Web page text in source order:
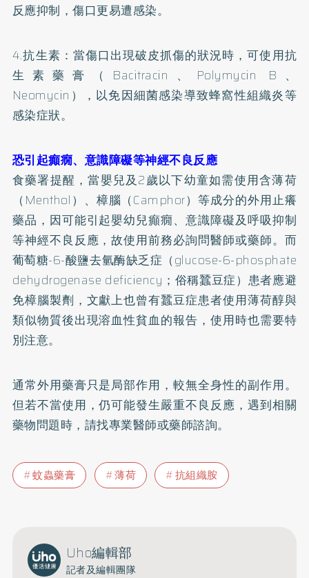
反應抑制，傷口更易遭感染。
4.抗生素：當傷口出現破皮抓傷的狀況時，可使用抗
生素藥膏（Bacitracin、Polymycin B、
Neomycin），以免因細菌感染導致蜂窩性組織炎等
感染症狀。
恐引起癲癇、意識障礙等神經不良反應
食藥署提醒，當嬰兒及2歲以下幼童如需使用含薄荷
（Menthol）、樟腦（Camphor）等成分的外用止癢
藥品，因可能引起嬰幼兒癲癇、意識障礙及呼吸抑制
等神經不良反應，故使用前務必詢問醫師或藥師。而
葡萄糖-6-酸鹽去氫酶缺乏症（glucose-6-phosphate
dehydrogenase deficiency；俗稱蠶豆症）患者應避
免樟腦製劑，文獻上也曾有蠶豆症患者使用薄荷醇與
類似物質後出現溶血性貧血的報告，使用時也需要特
別注意。
通常外用藥膏只是局部作用，較無全身性的副作用。
但若不當使用，仍可能發生嚴重不良反應，遇到相關
藥物問題時，請找專業醫師或藥師諮詢。
蚊蟲藥膏 薄荷 抗組織胺
Uho編輯部
記者及編輯團隊